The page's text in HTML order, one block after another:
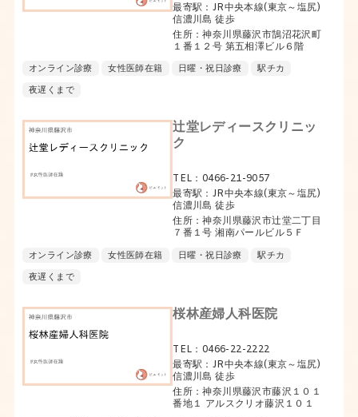
最寄駅：JR中央本線(東京～塩尻)
信濃川島 徒歩
住所：神奈川県藤沢市鵠沼花沢町
１番１２号 第五相澤ビル６階
オンライン診療 女性医師在籍 日曜・祝日診療
駅チカ
夜遅くまで
辻堂レディースクリニッ
ク
TEL：0466-21-9057
最寄駅：JR中央本線(東京～塩尻)
信濃川島 徒歩
住所：神奈川県藤沢市辻堂二丁目
７番１号 湘南パールビル５Ｆ
オンライン診療 女性医師在籍 日曜・祝日診療
駅チカ
夜遅くまで
桜林産婦人科医院
TEL：0466-22-2222
最寄駅：JR中央本線(東京～塩尻)
信濃川島 徒歩
住所：神奈川県藤沢市藤沢１０１
番地１ アルスクリオ藤沢１０１